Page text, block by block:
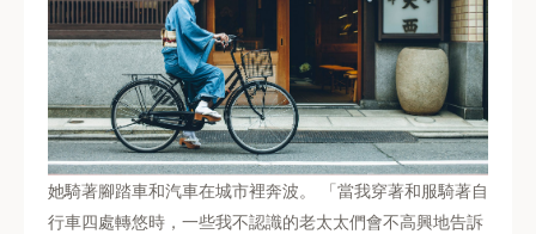
她騎著腳踏車和汽車在城市裡奔波。 「當我穿著和服騎著自
行車四處轉悠時，一些我不認識的老太太們會不高興地告訴